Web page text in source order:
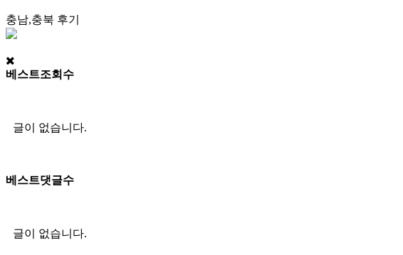
충남,충북 후기
베스트조회수
글이 없습니다.
베스트댓글수
글이 없습니다.